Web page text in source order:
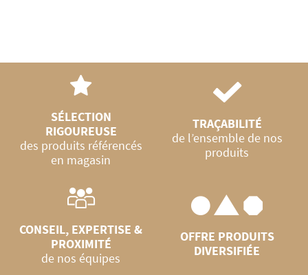
SÉLECTION
RIGOUREUSE
des produits référencés
en magasin
TRAÇABILITÉ
de l’ensemble de nos
produits
CONSEIL, EXPERTISE &
PROXIMITÉ
de nos équipes
OFFRE PRODUITS
DIVERSIFIÉE